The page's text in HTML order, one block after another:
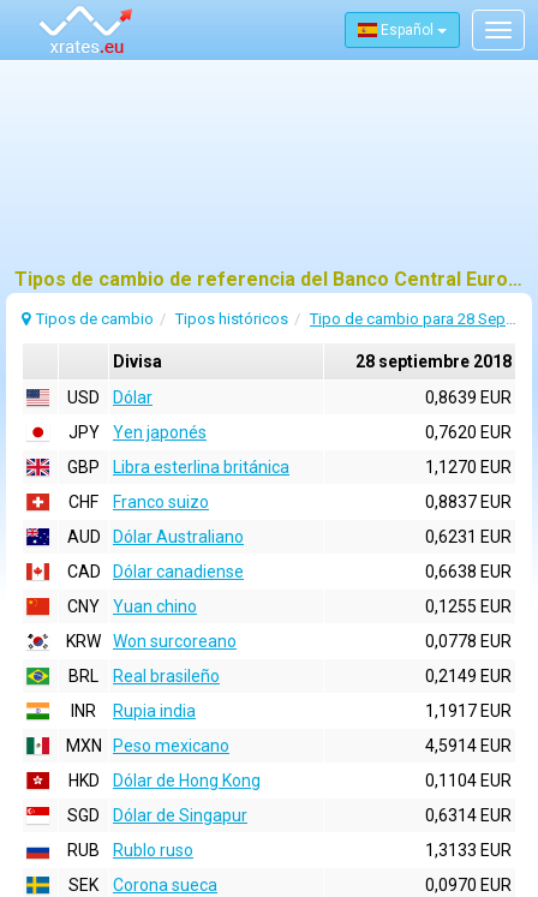
Español
Tipos de cambio de referencia del Banco Central Europeo (BCE) para 28 septiembre 2018
Tipos de cambio Tipos históricos Tipo de cambio para 28 Septiembre 2018
Divisa
28 septiembre 2018
USD
Dólar
0,8639 EUR
JPY
Yen japonés
0,7620 EUR
GBP
Libra esterlina británica
1,1270 EUR
CHF
Franco suizo
0,8837 EUR
AUD
Dólar Australiano
0,6231 EUR
CAD
Dólar canadiense
0,6638 EUR
CNY
Yuan chino
0,1255 EUR
KRW
Won surcoreano
0,0778 EUR
BRL
Real brasileño
0,2149 EUR
INR
Rupia india
1,1917 EUR
MXN
Peso mexicano
4,5914 EUR
HKD
Dólar de Hong Kong
0,1104 EUR
SGD
Dólar de Singapur
0,6314 EUR
RUB
Rublo ruso
1,3133 EUR
SEK
Corona sueca
0,0970 EUR